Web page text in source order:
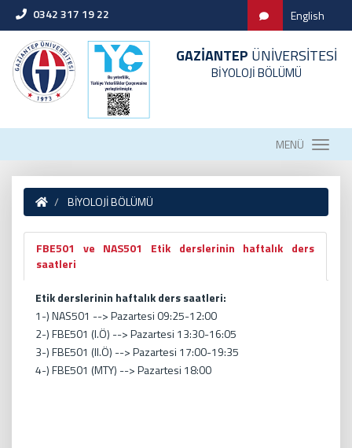
0342 317 19 22 English
GAZİANTEP ÜNİVERSİTESİ
BİYOLOJİ BÖLÜMÜ
MENÜ
BİYOLOJİ BÖLÜMÜ
FBE501 ve NAS501 Etik derslerinin haftalık ders
saatleri
Etik derslerinin haftalık ders saatleri:
1-) NAS501 --> Pazartesi 09:25-12:00
2-) FBE501 (I.Ö) --> Pazartesi 13:30-16:05
3-) FBE501 (II.Ö) --> Pazartesi 17:00-19:35
4-) FBE501 (MTY) --> Pazartesi 18:00